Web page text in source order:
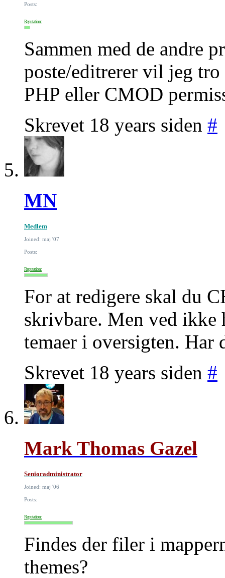
Posts:
Reputation:
Sammen med de andre
poste/editrerer vil jeg tro
PHP eller CMOD
Skrevet 18 years siden #
MN
Medlem
Joined: maj '07
Posts:
Reputation:
For at redigere skal du
skrivbare. Men ved ikke
temaer i oversigten. Har
Skrevet 18 years siden #
Mark Thomas Gazel
Senioradministrator
Joined: maj '06
Posts:
Reputation:
Findes der filer i
themes?